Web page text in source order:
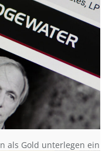
als Gold unterlegen ein